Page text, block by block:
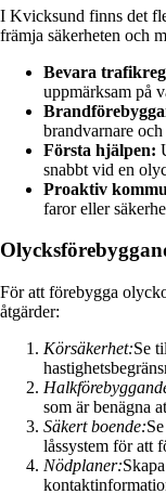
I Kvicksund finns det
främja säkerheten och
Bevara
uppmärksam på
brandvarnare
Första hjälpen:
snabbt vid en
Proaktiv
faror eller
För att förebygga
åtgärder:
Körsäkerhet:Se
som är benägna
Säkert boende:
låssystem för att
Nödplaner: